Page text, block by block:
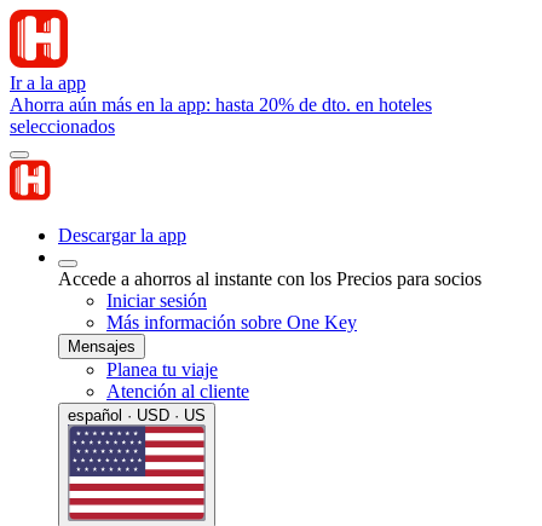
Ir a la app
Ahorra aún más en la app: hasta 20% de dto. en hoteles
seleccionados
Descargar la app
Accede a ahorros al instante con los Precios para socios
Iniciar sesión
Más información sobre One Key
Mensajes
Planea tu viaje
Atención al cliente
español · USD · US